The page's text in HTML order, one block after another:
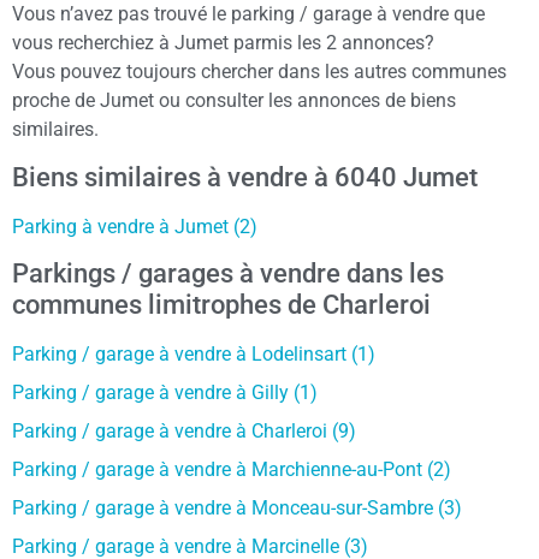
Vous n’avez pas trouvé le parking / garage à vendre que
vous recherchiez à Jumet parmis les 2 annonces?
Vous pouvez toujours chercher dans les autres communes
proche de Jumet ou consulter les annonces de biens
similaires.
Biens similaires à vendre à 6040 Jumet
Parking à vendre à Jumet (2)
Parkings / garages à vendre dans les
communes limitrophes de Charleroi
Parking / garage à vendre à Lodelinsart (1)
Parking / garage à vendre à Gilly (1)
Parking / garage à vendre à Charleroi (9)
Parking / garage à vendre à Marchienne-au-Pont (2)
Parking / garage à vendre à Monceau-sur-Sambre (3)
Parking / garage à vendre à Marcinelle (3)